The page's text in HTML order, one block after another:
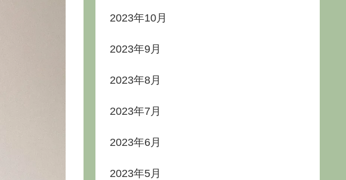
2023年10月
2023年9月
2023年8月
2023年7月
2023年6月
2023年5月